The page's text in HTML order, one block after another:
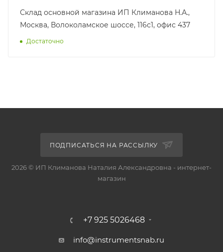
Склад основной магазина ИП Климанова Н.А.,
Москва, Волоколамское шоссе, 116с1, офис 437
Достаточно
ПОДПИСАТЬСЯ НА РАССЫЛКУ
2026 © ИП Климанова Наталия Александровна - интернет-
магазин
+7 925 5026468
info@instrumentsnab.ru